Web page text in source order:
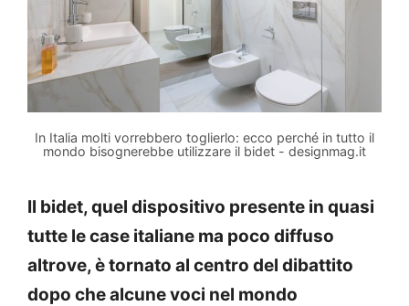
In Italia molti vorrebbero toglierlo: ecco perché in tutto il
mondo bisognerebbe utilizzare il bidet - designmag.it
Il bidet, quel dispositivo presente in quasi
tutte le case italiane ma poco diffuso
altrove, è tornato al centro del dibattito
dopo che alcune voci nel mondo